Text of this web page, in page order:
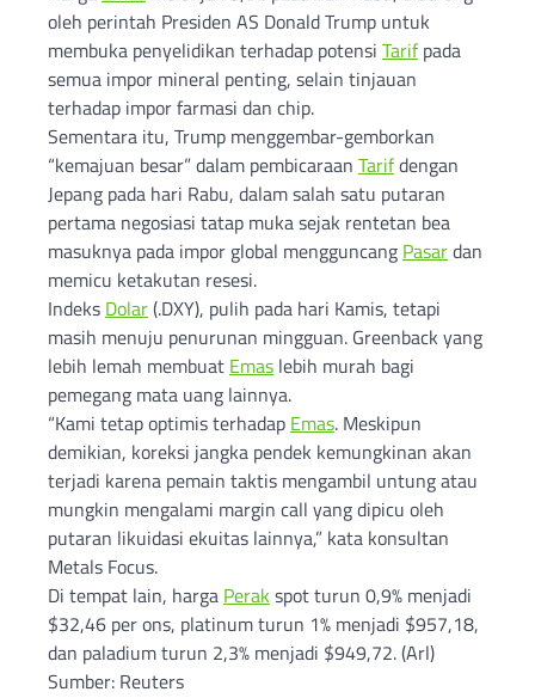
oleh perintah Presiden AS Donald Trump untuk
membuka penyelidikan terhadap potensi Tarifpada
semua impor mineral penting, selain tinjauan
terhadap impor farmasi dan chip.
Sementara itu, Trump menggembar-gemborkan
“kemajuan besar” dalam pembicaraan Tarifdengan
Jepang pada hari Rabu, dalam salah satu putaran
pertama negosiasi tatap muka sejak rentetan bea
masuknya pada impor global mengguncang Pasardan
memicu ketakutan resesi.
Indeks Dolar(.DXY), pulih pada hari Kamis, tetapi
masih menuju penurunan mingguan. Greenback yang
lebih lemah membuat Emas lebih murah bagi
pemegang mata uang lainnya.
“Kami tetap optimis terhadap Emas. Meskipun
demikian, koreksi jangka pendek kemungkinan akan
terjadi karena pemain taktis mengambil untung atau
mungkin mengalami margin call yang dipicu oleh
putaran likuidasi ekuitas lainnya,” kata konsultan
Metals Focus.
Di tempat lain, harga Perak spot turun 0,9% menjadi
$32,46 per ons, platinum turun 1% menjadi $957,18,
dan paladium turun 2,3% menjadi $949,72. (Arl)
Sumber: Reuters